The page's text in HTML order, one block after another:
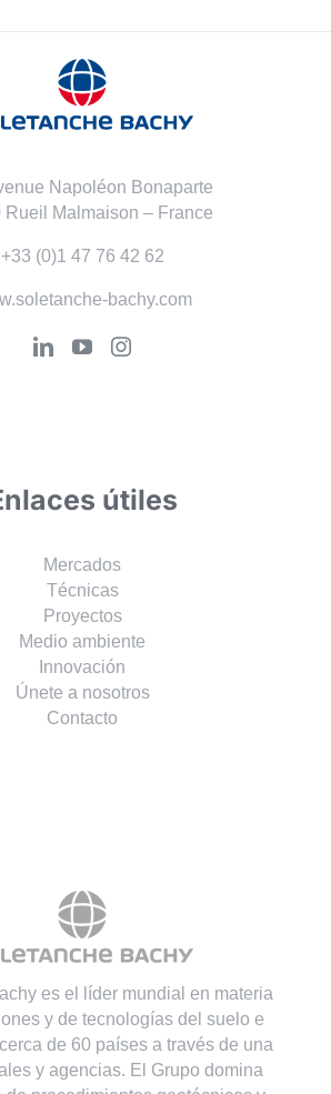
Napoléon Bonaparte
Rueil Malmaison – France
+33 (0)1 47 76 42 62
bachy.com
útiles
Mercados
Técnicas
Proyectos
Medio ambiente
Innovación
Únete a nosotros
Contacto
es el líder mundial en materia
y de tecnologías del suelo e
de 60 países a través de una
y agencias. El Grupo domina